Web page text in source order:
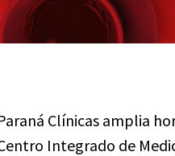
Clínicas amplia
Integrado de